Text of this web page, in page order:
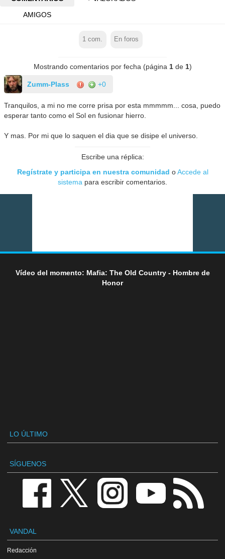
AMIGOS
1 com. En foros
Mostrando comentarios por fecha (página 1de 1)
Zumm-Plass +0
Tranquilos, a mi no me corre prisa por esta mmmmm... cosa, puedo
esperar tanto como el Sol en fusionar hierro.
Y mas. Por mi que lo saquen el dia que se disipe el universo.
Escribe una réplica:
Regístrate y participa en nuestra comunidad oAccede al
sistema para escribir comentarios.
Vídeo del momento: Mafia: The Old Country - Hombre de
Honor
LO ÚLTIMO
SÍGUENOS
VANDAL
Redacción